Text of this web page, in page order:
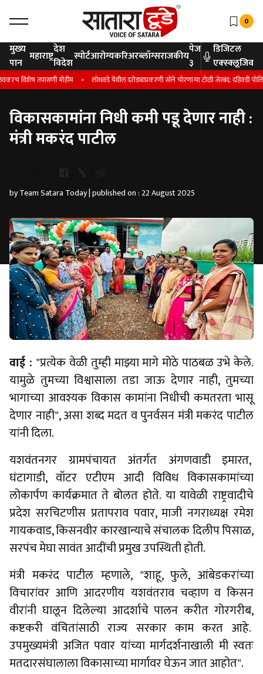
0
मुख्य
पान महाराष्ट्रदेश
विदेशस्पोर्टआरोग्यकरिअरब्लॉग्सराजकीयपेज
३
डिजिटल
एक्स्क्लूजिव
विशेष तपासणी मोहीम लोधवडे येथील दरोड्याप्रकरणी सोने चोरणाऱ्या टोळी जेरबंद; दहिवडी
विकासकामांना निधी कमी पडू देणार नाही :
‎मंत्री मकरंद पाटील
by Team Satara Today | published on : 22 August 2025
वाई : "प्रत्येक वेळी तुम्ही माझ्या मागे मोठे पाठबळ उभे केले.
यामुळे तुमच्या विश्वासाला तडा जाऊ देणार नाही, तुमच्या
भागाच्या आवश्यक विकास कामांना निधीची कमतरता भासू
देणार नाही", असा शब्द मदत व पुनर्वसन मंत्री मकरंद पाटील
यांनी दिला.
‎‎यशवंतनगर ग्रामपंचायत अंतर्गत अंगणवाडी इमारत,
घंटागाडी, वॉटर एटीएम आदी विविध विकासकामांच्या
लोकार्पण कार्यक्रमात ते बोलत होते. या यावेळी राष्ट्रवादीचे
प्रदेश सरचिटणीस प्रतापराव पवार, माजी नगराध्यक्ष रमेश
गायकवाड, किसनवीर कारखान्याचे संचालक दिलीप पिसाळ,
सरपंच मेघा सावंत आदींची प्रमुख उपस्थिती होती.
‎‎मंत्री मकरंद पाटील म्हणाले, "शाहू, फुले, आंबेडकरांच्या
विचारांवर आणि आदरणीय यशवंतराव चव्हाण व किसन
वीरांनी घालून दिलेल्या आदर्शाचे पालन करीत गोरगरीब,
कष्टकरी वंचितांसाठी राज्य सरकार काम करत आहे.
उपमुख्यमंत्री अजित पवार यांच्या मार्गदर्शनाखाली मी स्वतः
मतदारसंघालाला विकासाच्या मार्गावर घेऊन जात आहोत".